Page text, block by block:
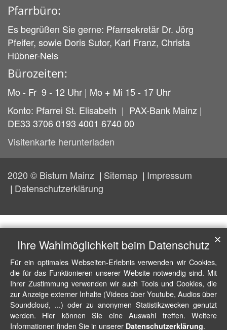
Pfarrbüro:
Es begrüßen Sie gerne: Pfarrsekretär Dr. Jörg
Pfeifer, sowie Doris Sutor, Karl Franz, Christa
Hübner-Nels
Bürozeiten:
Mo - Fr 9 - 12 Uhr | Mo + Mi 15 - 17 Uhr
Konto: Pfarrei St. Elisabeth | PAX-Bank Mainz |
DE33 3706 0193 4001 6740 00
Visitenkarte herunterladen
2020 © Bistum Mainz Sitemap
Impressum
Datenschutzerklärung
Ihre Wahlmöglichkeit beim Datenschutz
Für ein optimales Webseiten-Erlebnis verwenden wir Cookies,
die für das Funktionieren unserer Website notwendig sind. Mit
Ihrer Zustimmung verwenden wir auch Tools und Cookies, die
zur Anzeige externer Inhalte (Videos über Youtube, Audios über
Soundcloud, ...) oder zu anonymen Statistikzwecken genutzt
werden. Hier können Sie eine Auswahl treffen. Weitere
Informationen finden Sie in unserer Datenschutzerklärung.
✕